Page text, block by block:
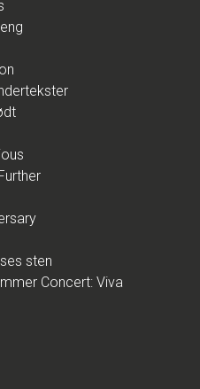
sten
Concert: Viva